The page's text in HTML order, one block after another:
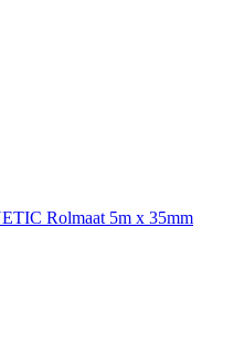
Rolmaat 5m x 35mm